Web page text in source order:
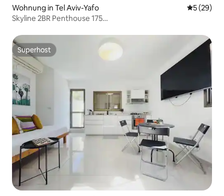
Wohnung in Tel Aviv-Yafo
5 (29)
Skyline 2BR Penthouse 175
Superhost
Superhost